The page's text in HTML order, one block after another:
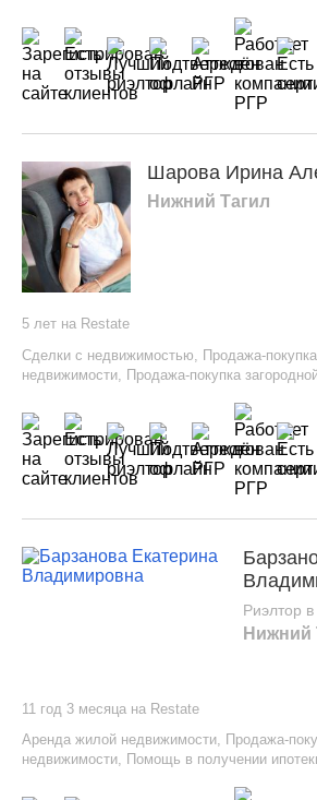
Шарова Ирина
Нижний Тагил
5 лет на Restate
Сделки с недвижимостью
Продажа-
недвижимости Продажа-покупка
Риэлтор
Нижний
11 год 3 месяца на Restate
Аренда жилой недвижимости
Продажа-
недвижимости
Помощь в получении